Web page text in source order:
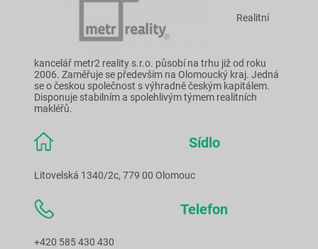
Realitní
kancelář metr2 reality s.r.o. působí na trhu již od roku
2006. Zaměřuje se především na Olomoucký kraj. Jedná
se o českou společnost s výhradně českým kapitálem.
Disponuje stabilním a spolehlivým týmem realitních
makléřů.
Sídlo
Litovelská 1340/2c, 779 00 Olomouc
Telefon
+420 585 430 430